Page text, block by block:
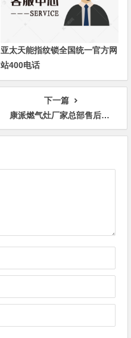
亚太天能指纹锁全国统一官方网
站400电话
下一篇
康派燃气灶厂家总部售后维修地址电话号码